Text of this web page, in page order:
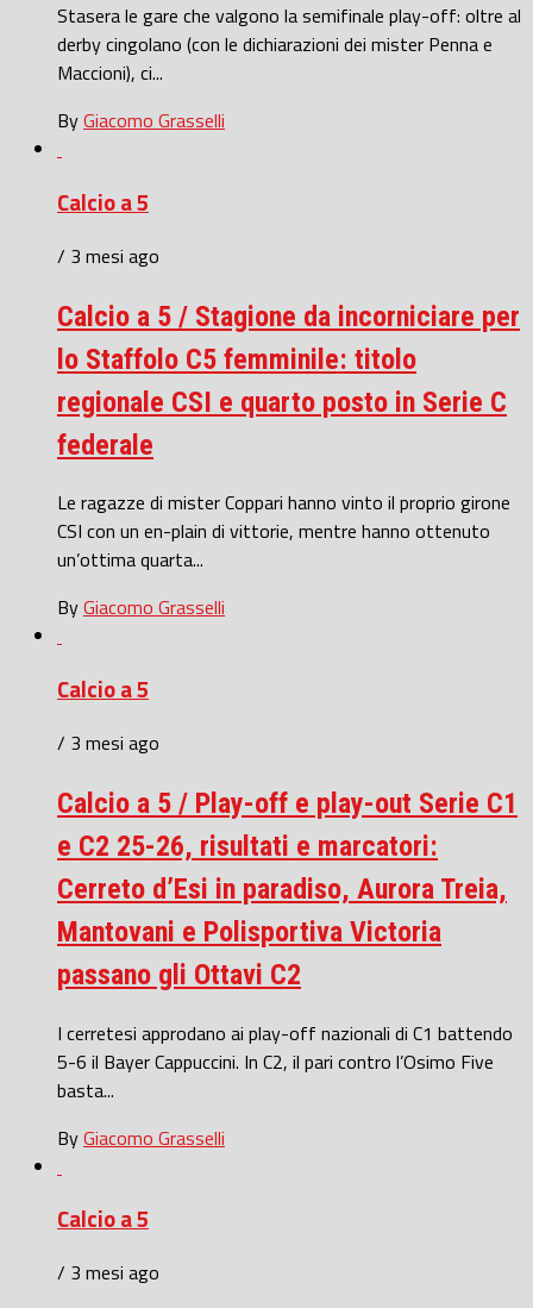
Stasera le gare che valgono la semifinale play-off: oltre al
derby cingolano (con le dichiarazioni dei mister Penna e
Maccioni), ci...
ByGiacomo Grasselli
Calcio a 5
/ 3 mesi ago
Calcio a 5 / Stagione da incorniciare per
lo Staffolo C5 femminile: titolo
regionale CSI e quarto posto in Serie C
federale
Le ragazze di mister Coppari hanno vinto il proprio girone
CSI con un en-plain di vittorie, mentre hanno ottenuto
un’ottima quarta...
ByGiacomo Grasselli
Calcio a 5
/ 3 mesi ago
Calcio a 5 / Play-off e play-out Serie C1
e C2 25-26, risultati e marcatori:
Cerreto d’Esi in paradiso, Aurora Treia,
Mantovani e Polisportiva Victoria
passano gli Ottavi C2
I cerretesi approdano ai play-off nazionali di C1 battendo
5-6 il Bayer Cappuccini. In C2, il pari contro l’Osimo Five
basta...
ByGiacomo Grasselli
Calcio a 5
/ 3 mesi ago